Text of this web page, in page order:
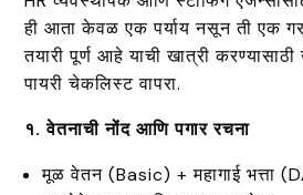
ही आता केवळ एक पर्याय नसून ती एक
तयारी पूर्ण आहे याची खात्री
पायरी चेकलिस्ट वापरा.
१. वेतनाची नोंद आणि पगार रचना
मूळ वेतन (Basic) + महागाई भत्ता